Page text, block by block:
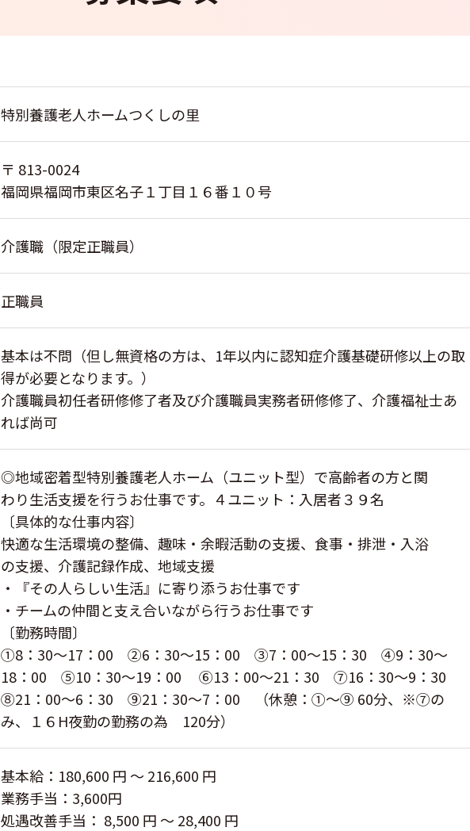
特別養護老人ホームつくしの里
〒 813-0024
福岡県福岡市東区名子１丁目１６番１０号
介護職（限定正職員）
正職員
基本は不問（但し無資格の方は、1年以内に認知症介護基礎研修以上の取
得が必要となります。）
介護職員初任者研修修了者及び介護職員実務者研修修了、介護福祉士あ
れば尚可
◎地域密着型特別養護老人ホーム（ユニット型）で高齢者の方と関
わり生活支援を行うお仕事です。４ユニット：入居者３９名
〔具体的な仕事内容〕
快適な生活環境の整備、趣味・余暇活動の支援、食事・排泄・入浴
の支援、介護記録作成、地域支援
・『その人らしい生活』に寄り添うお仕事です
・チームの仲間と支え合いながら行うお仕事です
〔勤務時間〕
①8：30～17：00 ②6：30～15：00 ③7：00～15：30 ④9：30～
18：00 ⑤10：30～19：00 ⑥13：00～21：30 ⑦16：30～9：30
⑧21：00～6：30 ⑨21：30～7：00 （休憩：①～⑨ 60分、※⑦の
み、１６H夜勤の勤務の為 120分）
基本給：180,600 円 〜 216,600 円
業務手当：3,600円
処遇改善手当： 8,500 円 〜 28,400 円